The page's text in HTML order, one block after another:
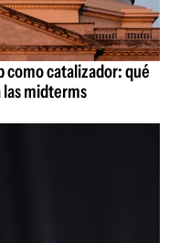
como catalizador: qué
las midterms